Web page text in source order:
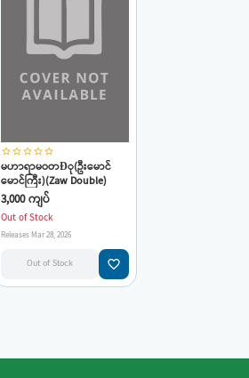
star_borderstar_borderstar_borderstar_borderstar_border
မဟာရာမဝတÐု(ဦးမောင်
မောင်ကြီး)(Zaw Double)
3,000 ကျပ်
Out of Stock
Releases Mar 28, 2026
Out of Stock favorite_border